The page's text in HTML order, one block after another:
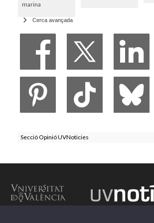
marina
Cerca avançada
Secció Opinió UVNoticies